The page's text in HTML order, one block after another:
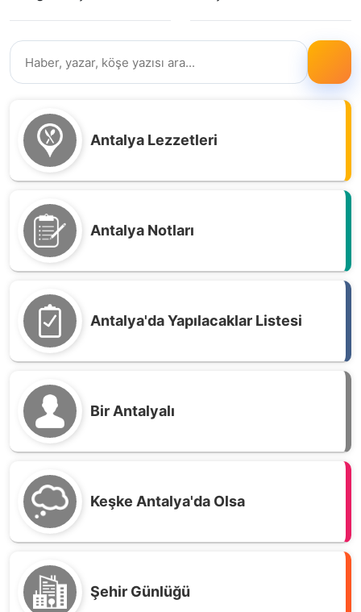
Antalya Lezzetleri
Antalya Notları
Antalya'da Yapılacaklar Listesi
Bir Antalyalı
Keşke Antalya'da Olsa
Şehir Günlüğü